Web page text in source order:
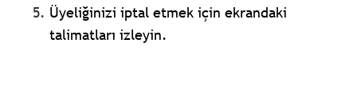
Üyeliğinizi iptal etmek için ekrandaki
talimatları izleyin.